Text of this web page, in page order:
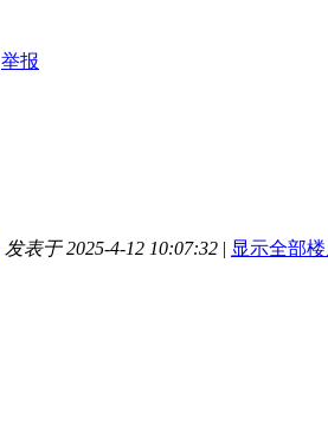
举报
发表于 2025-4-12 10:07:32 | 显示全部